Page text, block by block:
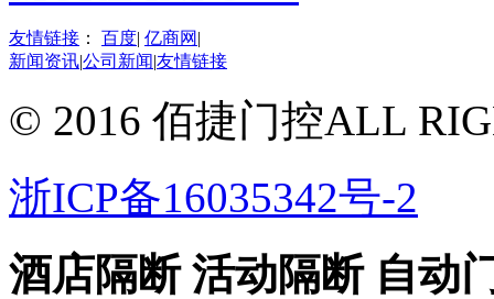
友情链接 ： 百度| 亿商网 |
新闻资讯|公司新闻|友情链接
© 2016 佰捷门控ALL
浙ICP备16035342号-2
酒店隔断 活动隔断 自动